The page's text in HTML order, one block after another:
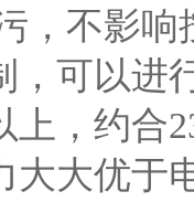
，不影响
，可以进
上，约合
大大优于